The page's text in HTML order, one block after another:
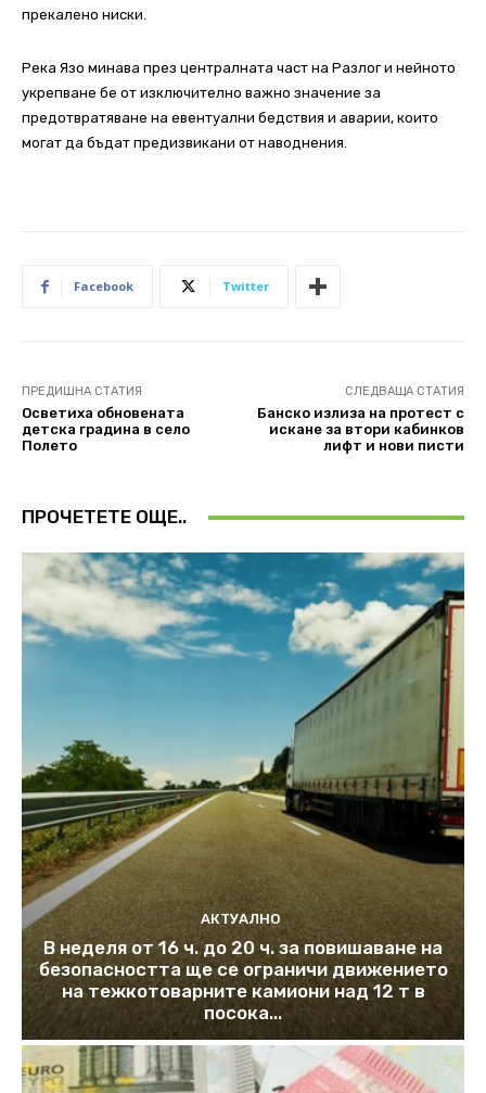
прекалено ниски.
Река Язо минава през централната част на Разлог и нейното
укрепване бе от изключително важно значение за
предотвратяване на евентуални бедствия и аварии, които
могат да бъдат предизвикани от наводнения.
Facebook Twitter
ПРЕДИШНА СТАТИЯ
Осветиха обновената
детска градина в село
Полето
СЛЕДВАЩА СТАТИЯ
Банско излиза на протест с
искане за втори кабинков
лифт и нови писти
ПРОЧЕТЕТЕ ОЩЕ..
АКТУАЛНО
В неделя от 16 ч. до 20 ч. за повишаване на
безопасността ще се ограничи движението
на тежкотоварните камиони над 12 т в
посока...